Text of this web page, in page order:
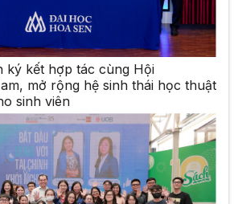
ký kết hợp tác cùng Hội
mở rộng hệ sinh thái học thuật
sinh viên